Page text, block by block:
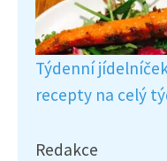
Týdenní
recepty na celý
Redakce